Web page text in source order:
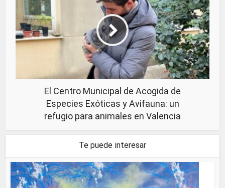
El Centro Municipal de Acogida de
Especies Exóticas y Avifauna: un
refugio para animales en Valencia
Te puede interesar